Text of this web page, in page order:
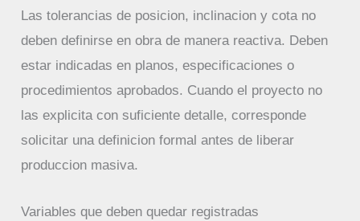
Las tolerancias de posicion, inclinacion y cota no
deben definirse en obra de manera reactiva. Deben
estar indicadas en planos, especificaciones o
procedimientos aprobados. Cuando el proyecto no
las explicita con suficiente detalle, corresponde
solicitar una definicion formal antes de liberar
produccion masiva.
Variables que deben quedar registradas